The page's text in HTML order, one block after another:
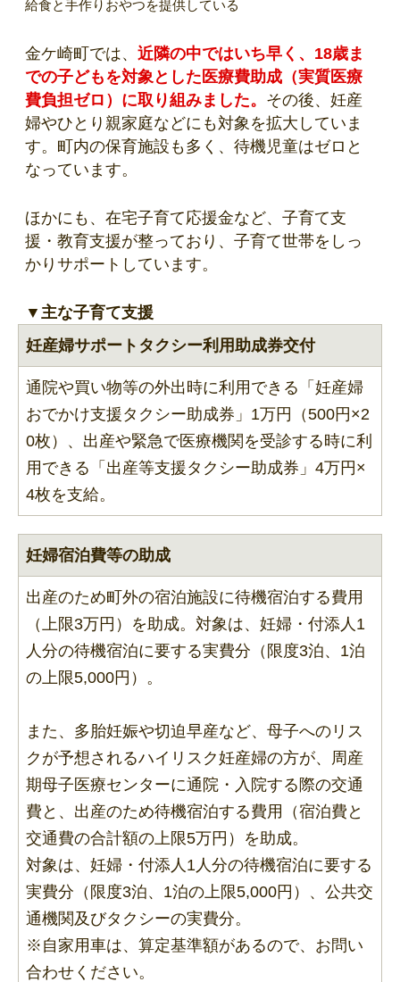
給食と手作りおやつを提供している
金ケ崎町では、 近隣の中ではいち早く、18歳ま
での子どもを対象とした医療費助成（実質医療
費負担ゼロ）に取り組みました。 その後、妊産
婦やひとり親家庭などにも対象を拡大していま
す。町内の保育施設も多く、待機児童はゼロと
なっています。
ほかにも、在宅子育て応援金など、子育て支
援・教育支援が整っており、子育て世帯をしっ
かりサポートしています。
▼主な子育て支援
妊産婦サポートタクシー利用助成券交付
通院や買い物等の外出時に利用できる「妊産婦
おでかけ支援タクシー助成券」1万円（500円×2
0枚）、出産や緊急で医療機関を受診する時に利
用できる「出産等支援タクシー助成券」4万円×
4枚を支給。
妊婦宿泊費等の助成
出産のため町外の宿泊施設に待機宿泊する費用
（上限3万円）を助成。対象は、妊婦・付添人1
人分の待機宿泊に要する実費分（限度3泊、1泊
の上限5,000円）。
また、多胎妊娠や切迫早産など、母子へのリス
クが予想されるハイリスク妊産婦の方が、周産
期母子医療センターに通院・入院する際の交通
費と、出産のため待機宿泊する費用（宿泊費と
交通費の合計額の上限5万円）を助成。
対象は、妊婦・付添人1人分の待機宿泊に要する
実費分（限度3泊、1泊の上限5,000円）、公共交
通機関及びタクシーの実費分。
※自家用車は、算定基準額があるので、お問い
合わせください。